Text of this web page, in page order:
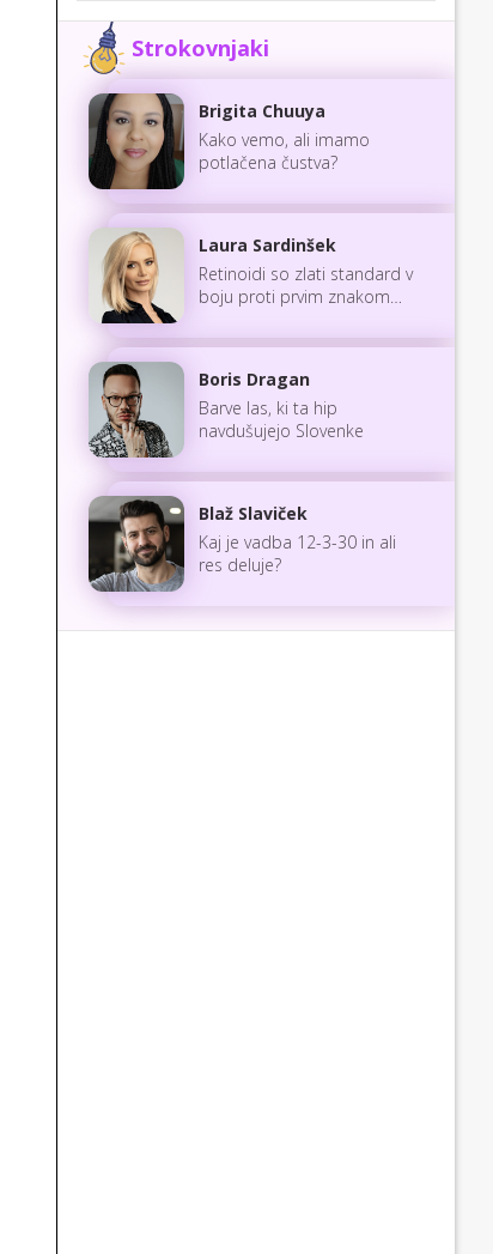
Strokovnjaki
Brigita Chuuya
Kako vemo, ali imamo
potlačena čustva?
Laura Sardinšek
Retinoidi so zlati standard v
boju proti prvim znakom
Boris Dragan
Barve las, ki ta hip
navdušujejo Slovenke
Blaž Slaviček
Kaj je vadba 12-3-30 in ali
res deluje?